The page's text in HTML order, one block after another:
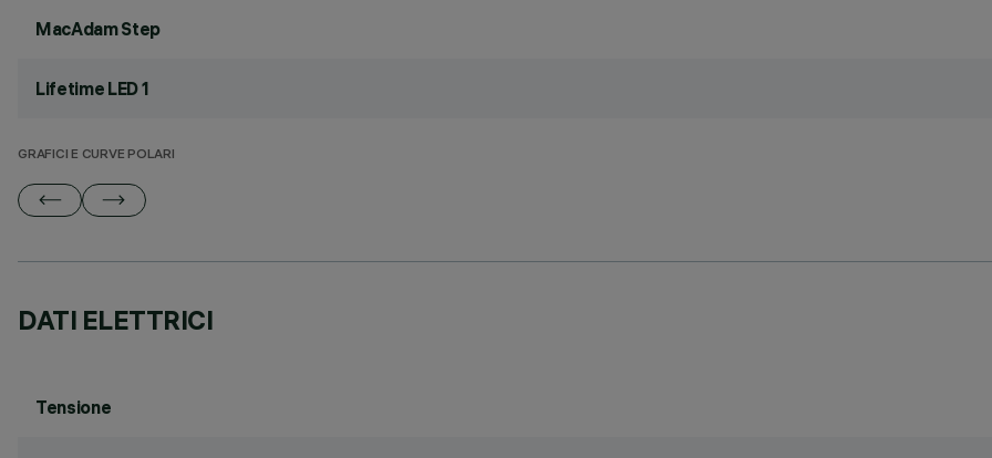
MacAdam Step
Lifetime LED 1
GRAFICI E CURVE POLARI
DATI ELETTRICI
Tensione